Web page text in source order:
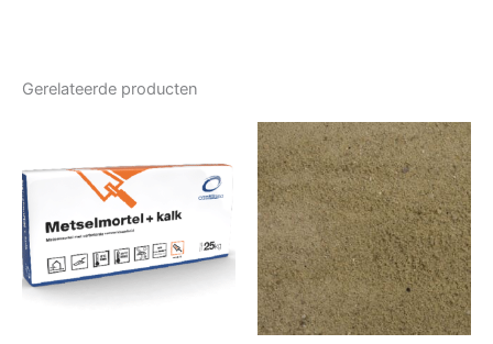
Gerelateerde producten